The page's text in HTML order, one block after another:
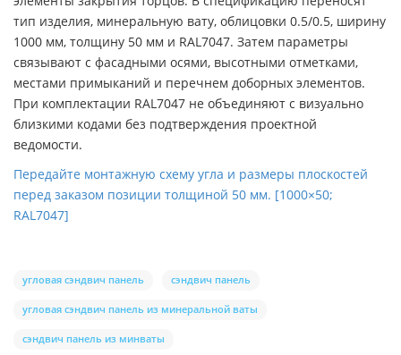
тип изделия, минеральную вату, облицовки 0.5/0.5, ширину
1000 мм, толщину 50 мм и RAL7047. Затем параметры
связывают с фасадными осями, высотными отметками,
местами примыканий и перечнем доборных элементов.
При комплектации RAL7047 не объединяют с визуально
близкими кодами без подтверждения проектной
ведомости.
Передайте монтажную схему угла и размеры плоскостей
перед заказом позиции толщиной 50 мм. [1000×50;
RAL7047]
угловая сэндвич панель сэндвич панель
угловая сэндвич панель из минеральной ваты
сэндвич панель из минваты